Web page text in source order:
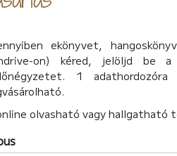
ekönyvet,
on) kéred, jelöljd be
1
olvasható vagy hallgatható